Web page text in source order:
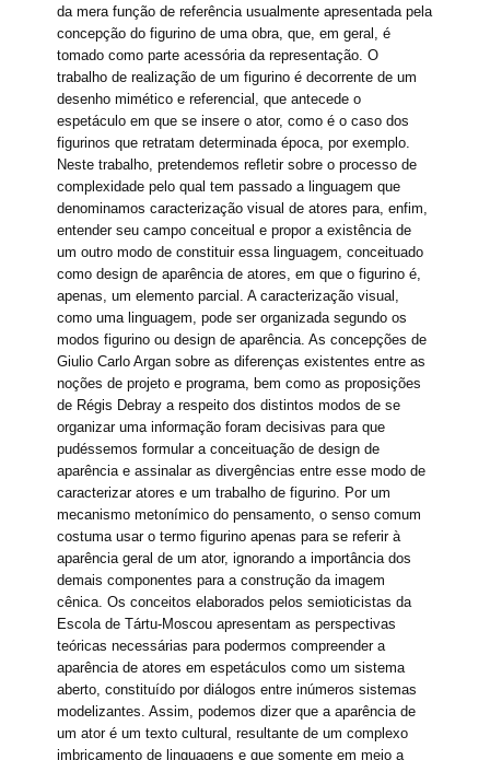
da mera função de referência usualmente apresentada pela
concepção do figurino de uma obra, que, em geral, é
tomado como parte acessória da representação. O
trabalho de realização de um figurino é decorrente de um
desenho mimético e referencial, que antecede o
espetáculo em que se insere o ator, como é o caso dos
figurinos que retratam determinada época, por exemplo.
Neste trabalho, pretendemos refletir sobre o processo de
complexidade pelo qual tem passado a linguagem que
denominamos caracterização visual de atores para, enfim,
entender seu campo conceitual e propor a existência de
um outro modo de constituir essa linguagem, conceituado
como design de aparência de atores, em que o figurino é,
apenas, um elemento parcial. A caracterização visual,
como uma linguagem, pode ser organizada segundo os
modos figurino ou design de aparência. As concepções de
Giulio Carlo Argan sobre as diferenças existentes entre as
noções de projeto e programa, bem como as proposições
de Régis Debray a respeito dos distintos modos de se
organizar uma informação foram decisivas para que
pudéssemos formular a conceituação de design de
aparência e assinalar as divergências entre esse modo de
caracterizar atores e um trabalho de figurino. Por um
mecanismo metonímico do pensamento, o senso comum
costuma usar o termo figurino apenas para se referir à
aparência geral de um ator, ignorando a importância dos
demais componentes para a construção da imagem
cênica. Os conceitos elaborados pelos semioticistas da
Escola de Tártu-Moscou apresentam as perspectivas
teóricas necessárias para podermos compreender a
aparência de atores em espetáculos como um sistema
aberto, constituído por diálogos entre inúmeros sistemas
modelizantes. Assim, podemos dizer que a aparência de
um ator é um texto cultural, resultante de um complexo
imbricamento de linguagens e que somente em meio a